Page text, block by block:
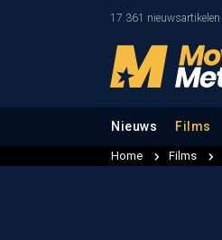
17.361 nieuwsartikelen
Nieuws Films
Home Films